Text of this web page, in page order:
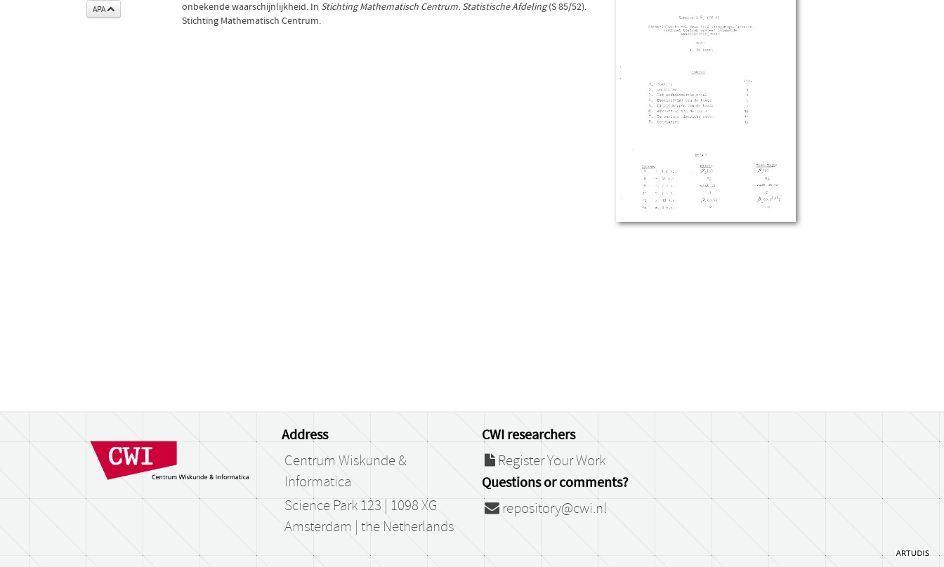
APA
onbekende waarschijnlijkheid. In Stichting Mathematisch Centrum. Statistische Afdeling(S 85/52).
Stichting Mathematisch Centrum.
Address
Centrum Wiskunde &
Informatica
Science Park 123 | 1098 XG
Amsterdam | the Netherlands
CWI researchers
Register Your Work
Questions or comments?
repository@cwi.nl